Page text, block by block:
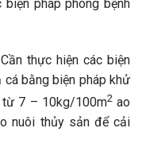
pháp phòng bệnh
thực hiện các biện
bằng biện pháp khử
từ 7 – 10kg/100m2ao
nuôi thủy sản để cải